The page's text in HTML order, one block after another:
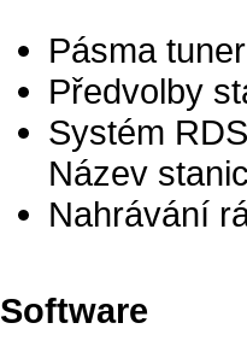
Pásma
Předvolby
Systém
Název
Nahrávání
Software